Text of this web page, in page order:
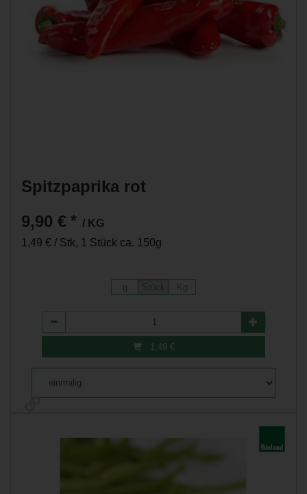
Spitzpaprika rot
9,90 € * / KG
1,49 € / Stk, 1 Stück ca. 150g
g Stück Kg
Anzahl
1,49 €